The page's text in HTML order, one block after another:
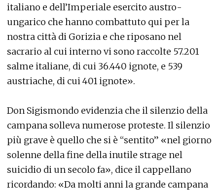
italiano e dell’Imperiale esercito austro-
ungarico che hanno combattuto qui per la
nostra città di Gorizia e che riposano nel
sacrario al cui interno vi sono raccolte 57.201
salme italiane, di cui 36.440 ignote, e 539
austriache, di cui 401 ignote».
Don Sigismondo evidenzia che il silenzio della
campana solleva numerose proteste. Il silenzio
più grave è quello che si è “sentito” «nel giorno
solenne della fine della inutile strage nel
suicidio di un secolo fa», dice il cappellano
ricordando: «Da molti anni la grande campana